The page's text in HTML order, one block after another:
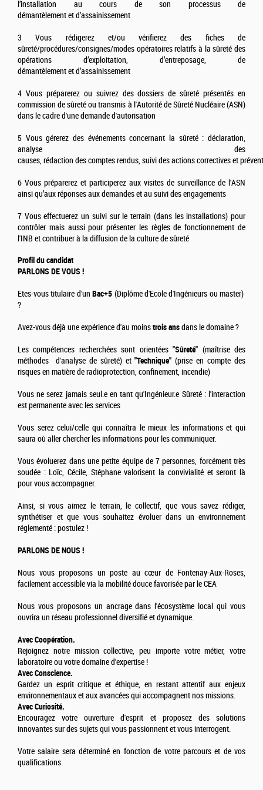
l’installation au cours de son processus de
démantèlement et d’assainissement
3 Vous rédigerez et/ou vérifierez des fiches de
sûreté/procédures/consignes/modes opératoires relatifs à la sûreté des
opérations d’exploitation, d’entreposage, de
démantèlement et d’assainissement
4 Vous préparerez ou suivrez des dossiers de sûreté présentés en
commission de sûreté ou transmis à l'Autorité de Sûreté Nucléaire (ASN)
dans le cadre d'une demande d'autorisation
5 Vous gérerez des événements concernant la sûreté : déclaration,
analyse des
causes, rédaction des comptes rendus, suivi des actions correctives et
6 Vous préparerez et participerez aux visites de surveillance de l'ASN
ainsi qu’aux réponses aux demandes et au suivi des engagements
7 Vous effectuerez un suivi sur le terrain (dans les installations) pour
contrôler mais aussi pour présenter les règles de fonctionnement de
l'INB et contribuer à la diffusion de la culture de sûreté
Profil du candidat
PARLONS DE VOUS !
Etes-vous titulaire d'unBac+5 (Diplôme d'Ecole d'Ingénieurs ou master)
?
Avez-vous déjà une expérience d'au moinstrois ansdans le domaine ?
Les compétences recherchées sont orientées"Sûreté" (maîtrise des
méthodes d'analyse de sûreté) et"Technique" (prise en compte des
risques en matière de radioprotection, confinement, incendie)
Vous ne serez jamais seul.e en tant qu'Ingénieur.e Sûreté : l'interaction
est permanente avec les services
Vous serez celui/celle qui connaîtra le mieux les informations et qui
saura où aller chercher les informations pour les communiquer.
Vous évoluerez dans une petite équipe de 7 personnes, forcément très
soudée : Loïc, Cécile, Stéphane valorisent la convivialité et seront là
pour vous accompagner.
Ainsi, si vous aimez le terrain, le collectif, que vous savez rédiger,
synthétiser et que vous souhaitez évoluer dans un environnement
réglementé : postulez !
PARLONS DE NOUS !
Nous vous proposons un poste au cœur de Fontenay-Aux-Roses,
facilement accessible via la mobilité douce favorisée par le CEA
Nous vous proposons un ancrage dans l'écosystème local qui vous
ouvrira un réseau professionnel diversifié et dynamique.
Avec Coopération.
Rejoignez notre mission collective, peu importe votre métier, votre
laboratoire ou votre domaine d'expertise !
Avec Conscience.
Gardez un esprit critique et éthique, en restant attentif aux enjeux
environnementaux et aux avancées qui accompagnent nos missions.
Avec Curiosité.
Encouragez votre ouverture d'esprit et proposez des solutions
innovantes sur des sujets qui vous passionnent et vous interrogent.
Votre salaire sera déterminé en fonction de votre parcours et de vos
qualifications.